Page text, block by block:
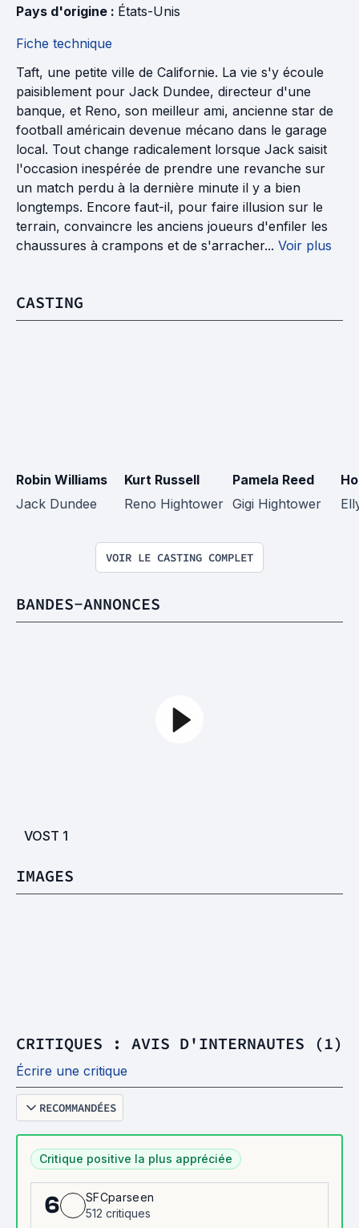
Pays d'origine : États-Unis
Fiche technique
Taft, une petite ville de Californie. La vie s'y écoule
paisiblement pour Jack Dundee, directeur d'une
banque, et Reno, son meilleur ami, ancienne star de
football américain devenue mécano dans le garage
local. Tout change radicalement lorsque Jack saisit
l'occasion inespérée de prendre une revanche sur
un match perdu à la dernière minute il y a bien
longtemps. Encore faut-il, pour faire illusion sur le
terrain, convaincre les anciens joueurs d'enfiler les
chaussures à crampons et de s'arracher... Voir plus
CASTING
Robin Williams
Jack Dundee
Kurt Russell
Reno Hightower
Pamela Reed
Gigi Hightower
VOIR LE CASTING COMPLET
BANDES-ANNONCES
VOST 1
IMAGES
CRITIQUES : AVIS D'INTERNAUTES (1)
Écrire une critique
RECOMMANDÉES
Critique positive la plus appréciée
6
SFCparseen
512 critiques